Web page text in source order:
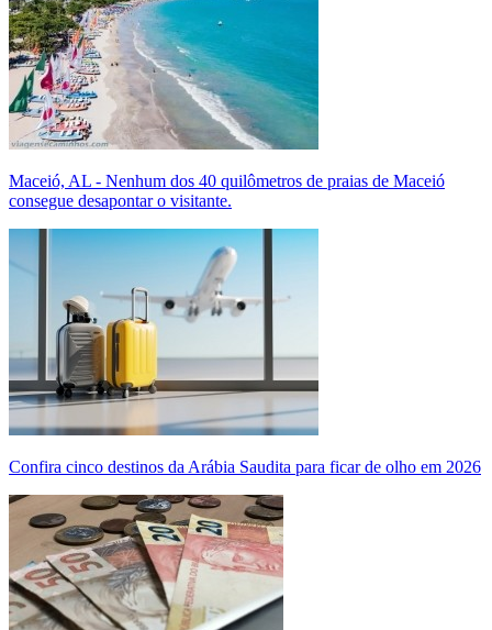
Maceió, AL - Nenhum dos 40 quilômetros de praias de Maceió
consegue desapontar o visitante.
Confira cinco destinos da Arábia Saudita para ficar de olho em 2026